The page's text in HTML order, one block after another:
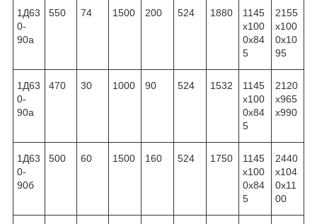
1Д63
0-
90а
550 74 1500 200 524 1880
1145
x100
0x84
5
2155
x100
0x10
95
1Д63
0-
90а
470 30 1000 90 524 1532
1145
x100
0x84
5
2120
x965
x990
1Д63
0-
90б
500 60 1500 160 524 1750
1145
x100
0x84
5
2440
x104
0x11
00